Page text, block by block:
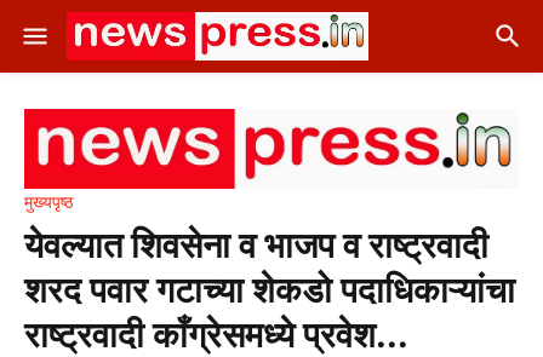
मुख्यपृष्ठ
येवल्यात शिवसेना व भाजप व राष्ट्रवादी
शरद पवार गटाच्या शेकडो पदाधिकाऱ्यांचा
राष्ट्रवादी काँग्रेसमध्ये प्रवेश...